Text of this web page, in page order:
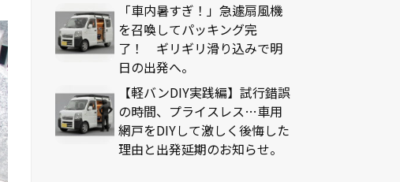
「車内暑すぎ！」急遽扇風機
を召喚してパッキング完
了！ ギリギリ滑り込みで明
日の出発へ。
【軽バンDIY実践編】試行錯誤
の時間、プライスレス…車用
網戸をDIYして激しく後悔した
理由と出発延期のお知らせ。